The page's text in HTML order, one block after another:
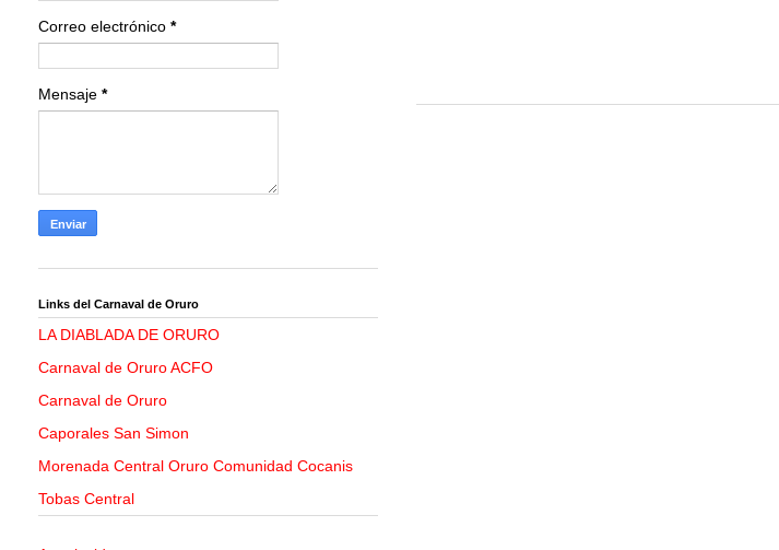
Correo electrónico *
Mensaje *
Links del Carnaval de Oruro
LA DIABLADA DE ORURO
Carnaval de Oruro ACFO
Carnaval de Oruro
Caporales San Simon
Morenada Central Oruro Comunidad Cocanis
Tobas Central